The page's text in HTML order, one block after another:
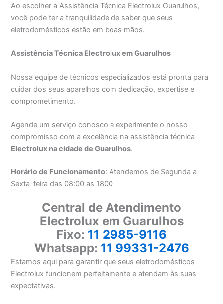
Ao escolher a Assistência Técnica Electrolux Guarulhos,
você pode ter a tranquilidade de saber que seus
eletrodomésticos estão em boas mãos.
Assistência Técnica Electrolux em Guarulhos
Nossa equipe de técnicos especializados está pronta para
cuidar dos seus aparelhos com dedicação, expertise e
comprometimento.
Agende um serviço conosco e experimente o nosso
compromisso com a excelência na assistência técnica
Electrolux na cidade de Guarulhos.
Horário de Funcionamento: Atendemos de Segunda a
Sexta-feira das 08:00 as 1800
Central de Atendimento
Electrolux em Guarulhos
Fixo: 11 2985-9116
Whatsapp: 11 99331-2476
Estamos aqui para garantir que seus eletrodomésticos
Electrolux funcionem perfeitamente e atendam às suas
expectativas.